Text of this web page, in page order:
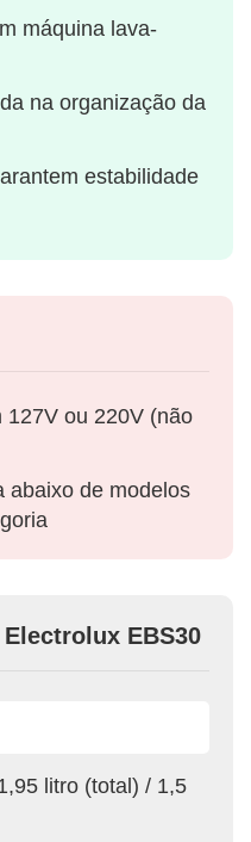
máquina lava-
na organização da
estabilidade
127V ou 220V (não
abaixo de modelos
EBS30
litro (total) / 1,5